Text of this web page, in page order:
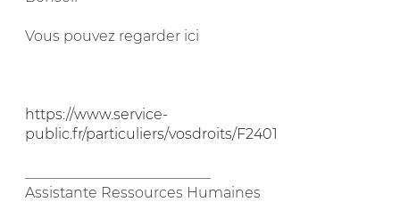
Vous pouvez regarder ici
https://www.service-
public.fr/particuliers/vosdroits/F2401
Assistante Ressources Humaines